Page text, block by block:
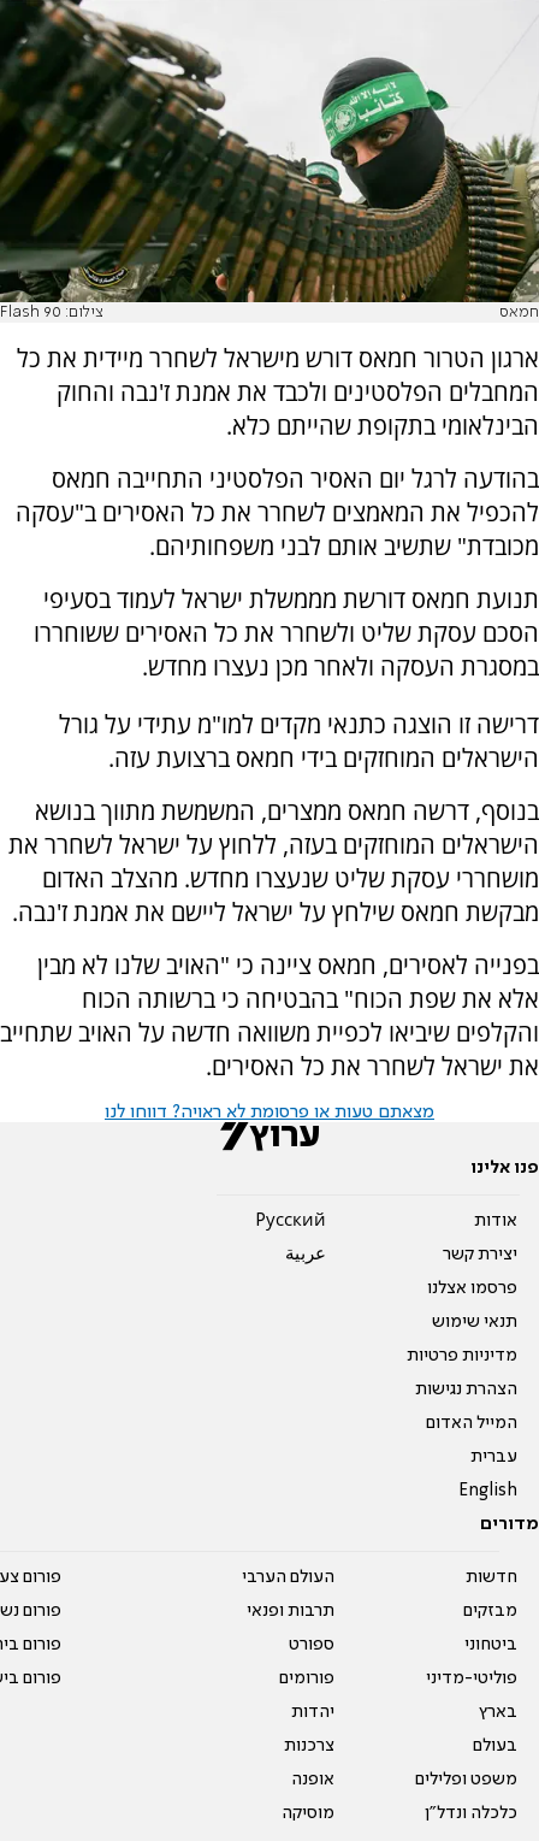
חמאס צילום: Flash 90
ארגון הטרור חמאס דורש מישראל לשחרר מיידית את כל
המחבלים הפלסטינים ולכבד את אמנת ז'נבה והחוק
הבינלאומי בתקופת שהייתם כלא.
בהודעה לרגל יום האסיר הפלסטיני התחייבה חמאס
להכפיל את המאמצים לשחרר את כל האסירים ב"עסקה
מכובדת" שתשיב אותם לבני משפחותיהם.
תנועת חמאס דורשת מממשלת ישראל לעמוד בסעיפי
הסכם עסקת שליט ולשחרר את כל האסירים ששוחררו
במסגרת העסקה ולאחר מכן נעצרו מחדש.
דרישה זו הוצגה כתנאי מקדים למו"מ עתידי על גורל
הישראלים המוחזקים בידי חמאס ברצועת עזה.
בנוסף, דרשה חמאס ממצרים, המשמשת מתווך בנושא
הישראלים המוחזקים בעזה, ללחוץ על ישראל לשחרר את
מושחררי עסקת שליט שנעצרו מחדש. מהצלב האדום
מבקשת חמאס שילחץ על ישראל ליישם את אמנת ז'נבה.
בפנייה לאסירים, חמאס ציינה כי "האויב שלנו לא מבין
אלא את שפת הכוח" בהבטיחה כי ברשותה הכוח
והקלפים שיביאו לכפיית משוואה חדשה על האויב שתחייב
את ישראל לשחרר את כל האסירים.
מצאתם טעות או פרסומת לא ראויה? דווחו לנו
פנו אלינו
אודות
יצירת קשר
פרסמו אצלנו
תנאי שימוש
מדיניות פרטיות
הצהרת נגישות
המייל האדום
עברית
English
Pусский
عربية
מדורים
חדשות
מבזקים
ביטחוני
פוליטי-מדיני
בארץ
בעולם
משפט ופלילים
כלכלה ונדל"ן
העולם הערבי
תרבות ופנאי
ספורט
פורומים
יהדות
צרכנות
אופנה
מוסיקה
פורום
פורום
פורום
פורום